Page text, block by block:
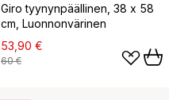
Giro tyynynpäällinen, 38 x 58
cm, Luonnonvärinen
53,90 €
60 €